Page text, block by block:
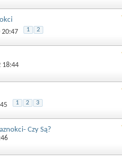
20:47 1 2
18:44
1 2 3
Czy Są?